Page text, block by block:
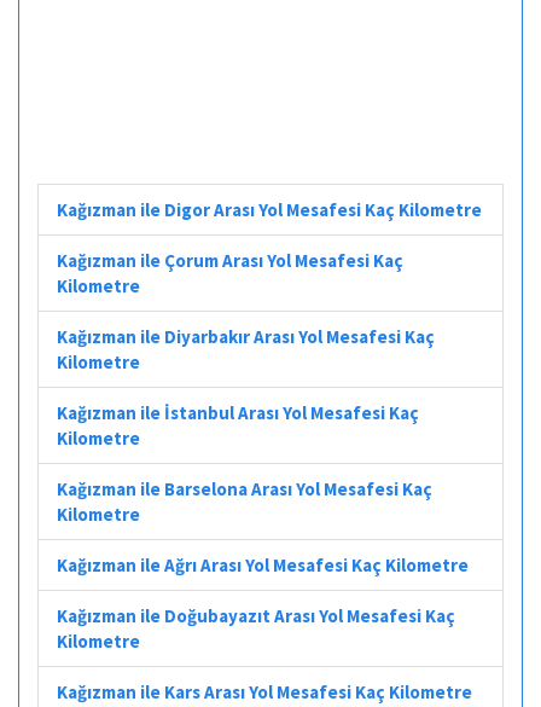
Kağızman ile Digor Arası Yol Mesafesi Kaç Kilometre
Kağızman ile Çorum Arası Yol Mesafesi Kaç
Kilometre
Kağızman ile Diyarbakır Arası Yol Mesafesi Kaç
Kilometre
Kağızman ile İstanbul Arası Yol Mesafesi Kaç
Kilometre
Kağızman ile Barselona Arası Yol Mesafesi Kaç
Kilometre
Kağızman ile Ağrı Arası Yol Mesafesi Kaç Kilometre
Kağızman ile Doğubayazıt Arası Yol Mesafesi Kaç
Kilometre
Kağızman ile Kars Arası Yol Mesafesi Kaç Kilometre